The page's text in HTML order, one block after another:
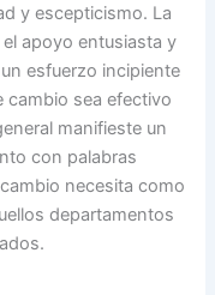
y escepticismo. La
apoyo entusiasta y
esfuerzo incipiente
cambio sea efectivo
manifieste un
con palabras
necesita como
departamentos